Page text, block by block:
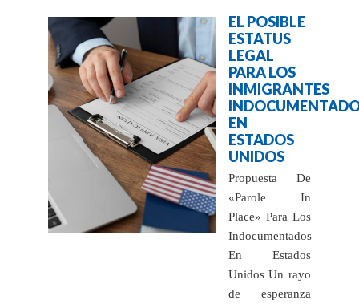
EL POSIBLE
ESTATUS
LEGAL
PARA LOS
INMIGRANTES
EN
ESTADOS
UNIDOS
Propuesta De
«Parole In
Place» Para Los
Indocumentados
En Estados
Unidos Un rayo
de esperanza